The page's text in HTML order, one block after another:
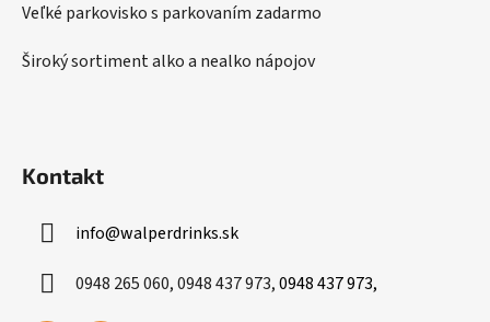
Veľké parkovisko s parkovaním zadarmo
Široký sortiment alko a nealko nápojov
Kontakt
info@walperdrinks.sk
0948 265 060, 0948 437 973,0948 437 973,